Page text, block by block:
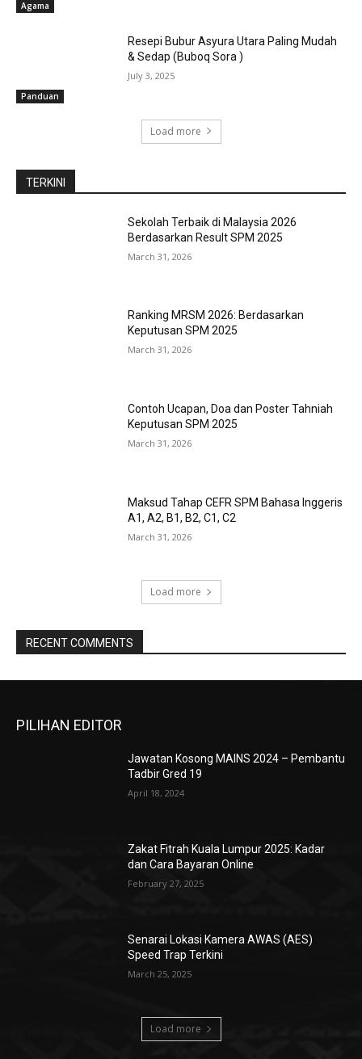
Agama
Panduan
Resepi Bubur Asyura Utara Paling Mudah
& Sedap (Buboq Sora )
July 3, 2025
Load more
TERKINI
Sekolah Terbaik di Malaysia 2026
Berdasarkan Result SPM 2025
March 31, 2026
Ranking MRSM 2026: Berdasarkan
Keputusan SPM 2025
March 31, 2026
Contoh Ucapan, Doa dan Poster Tahniah
Keputusan SPM 2025
March 31, 2026
Maksud Tahap CEFR SPM Bahasa Inggeris
A1, A2, B1, B2, C1, C2
March 31, 2026
Load more
RECENT COMMENTS
PILIHAN EDITOR
Jawatan Kosong MAINS 2024 – Pembantu
Tadbir Gred 19
April 18, 2024
Zakat Fitrah Kuala Lumpur 2025: Kadar
dan Cara Bayaran Online
February 27, 2025
Senarai Lokasi Kamera AWAS (AES)
Speed Trap Terkini
March 25, 2025
Load more